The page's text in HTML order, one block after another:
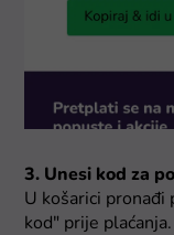
3. Unesi kod za
U košarici pronađi
kod" prije